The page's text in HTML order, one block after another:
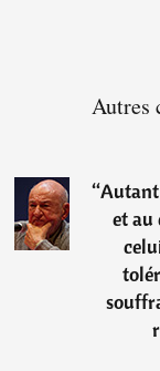
Autres
“
et au